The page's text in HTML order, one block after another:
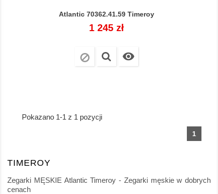
Atlantic 70362.41.59 Timeroy
Cena
1 245 zł

Pokazano 1-1 z 1 pozycji
1
TIMEROY
Zegarki MĘSKIE Atlantic Timeroy - Zegarki męskie w dobrych
cenach